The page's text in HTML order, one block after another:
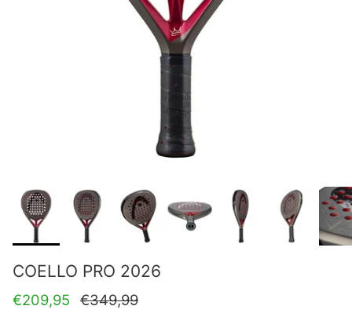
COELLO PRO 2026
Verkoopprijs
€209,95 Reguliere prijs
€349,99